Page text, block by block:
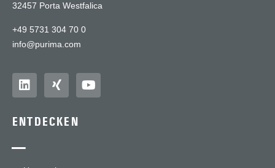
32457 Porta Westfalica
+49 5731 304 70 0
info@purima.com
ENTDECKEN
—